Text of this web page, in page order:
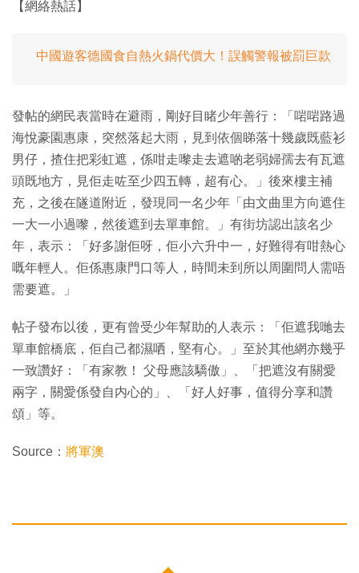
【網絡熱話】
中國遊客德國食自熱火鍋代價大！誤觸警報被罰巨款
發帖的網民表當時在避雨，剛好目睹少年善行：「啱啱路過
海悅豪園惠康，突然落起大雨，見到依個睇落十幾歲既藍衫
男仔，揸住把彩虹遮，係咁走嚟走去遮啲老弱婦孺去有瓦遮
頭既地方，見佢走咗至少四五轉，超有心。」後來樓主補
充，之後在隧道附近，發現同一名少年「由文曲里方向遮住
一大一小過嚟，然後遮到去單車館。」有街坊認出該名少
年，表示：「好多謝佢呀，佢小六升中一，好難得有咁熱心
嘅年輕人。佢係惠康門口等人，時間未到所以周圍問人需唔
需要遮。」
帖子發布以後，更有曾受少年幫助的人表示：「佢遮我哋去
單車館橋底，佢自己都濕哂，堅有心。」至於其他網亦幾乎
一致讚好：「有家教！ 父母應該驕傲」、「把遮沒有關愛
兩字，關愛係發自内心的」、「好人好事，值得分享和讚
頌」等。
Source： 將軍澳